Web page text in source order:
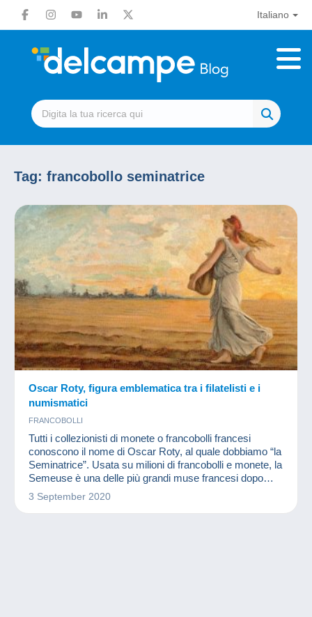
Italiano
Tag: francobollo seminatrice
Oscar Roty, figura emblematica tra i filatelisti e i
numismatici
FRANCOBOLLI
Tutti i collezionisti di monete o francobolli francesi
conoscono il nome di Oscar Roty, al quale dobbiamo “la
Seminatrice”. Usata su milioni di francobolli e monete, la
Semeuse è una delle più grandi muse francesi dopo
Marianna.
3 September 2020